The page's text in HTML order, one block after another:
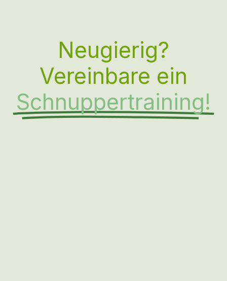
Neugierig?
Vereinbare ein
Schnuppertraining!